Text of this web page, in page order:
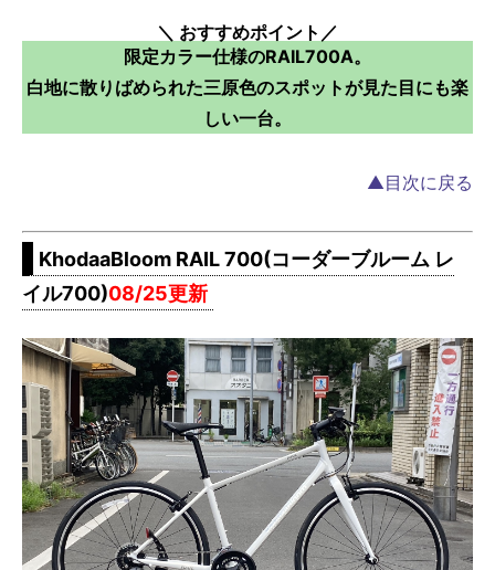
＼ おすすめポイント／
限定カラー仕様のRAIL700A。
白地に散りばめられた三原色のスポットが見た目にも楽
しい一台。
▲目次に戻る
KhodaaBloom RAIL 700(コーダーブルーム レ
イル700)08/25更新